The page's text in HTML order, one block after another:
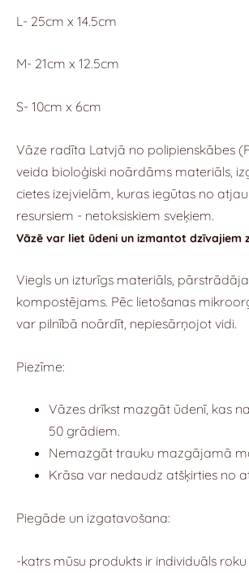
L- 25cm x 14.5cm
M- 21cm x 12.5cm
S- 10cm x 6cm
Vāze radīta Latvjā no polipienskābes
veida bioloģiski noārdāms materiāls,
cietes izejvielām, kuras iegūtas no
resursiem - netoksiskiem sveķiem.
Vāzē var liet ūdeni un izmantot dzīvajiem
Viegls un izturīgs materiāls,
kompostējams. Pēc lietošanas
var pilnībā noārdīt, nepiesārņojot vidi.
Piezīme:
Vāzes drīkst mazgāt ūdenī, kas
50 grādiem.
Nemazgāt trauku mazgājamā
Krāsa var nedaudz atšķirties no
Piegāde un izgatavošana:
-katrs mūsu produkts ir individuāls